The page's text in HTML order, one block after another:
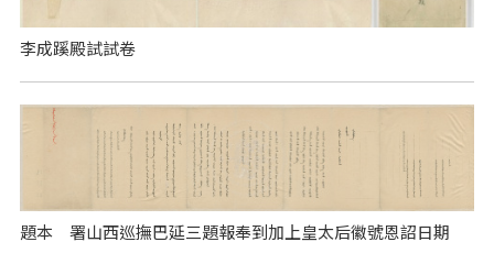
李成蹊殿試試卷
題本 署山西巡撫巴延三題報奉到加上皇太后徽號恩詔日期